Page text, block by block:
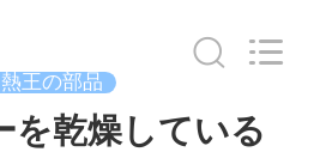
熱王の部品
を乾燥している